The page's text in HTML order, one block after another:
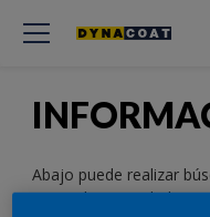
Abajo puede realizar
Hojas de Seguridad e